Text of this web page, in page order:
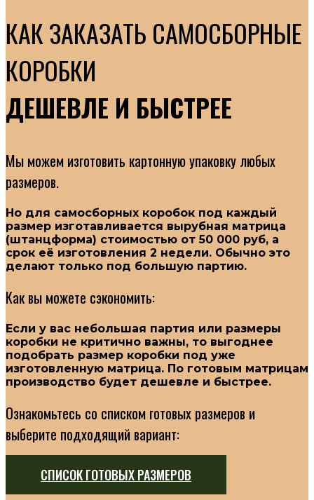
КАК ЗАКАЗАТЬ САМОСБОРНЫЕ
КОРОБКИ
ДЕШЕВЛЕ И БЫСТРЕЕ
Мы можем изготовить картонную упаковку любых
размеров.
Но для самосборных коробок под каждый
размер изготавливается вырубная матрица
(штанцформа) стоимостью от 50 000 руб, а
срок её изготовления 2 недели. Обычно это
делают только под большую партию.
Как вы можете сэкономить:
Если у вас небольшая партия или размеры
коробки не критично важны, то выгоднее
подобрать размер коробки под уже
изготовленную матрица. По готовым матрицам
производство будет дешевле и быстрее.
Ознакомьтесь со списком готовых размеров и
выберите подходящий вариант:
CПИСОК ГОТОВЫХ РАЗМЕРОВ